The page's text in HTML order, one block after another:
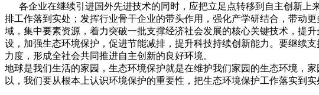
各企业在继续引进国外先进技术的同时，应把立足点转移到自主创新上
排工作落到实处；发挥行业骨干企业的带头作用，强化产学研结合，带动
域，集中要素资源，着力突破一批支撑经济社会发展的核心关键技术，提
设，加强生态环境保护，促进节能减排，提升科技持续创新能力。要继续
力度，形成全社会共同推进自主创新的良好环境。
地球是我们生活的家园，生态环境保护就是在维护我们家园的生态环境，
以，我们要从根本上认识环境保护的重要性，把生态环境保护工作落实到实